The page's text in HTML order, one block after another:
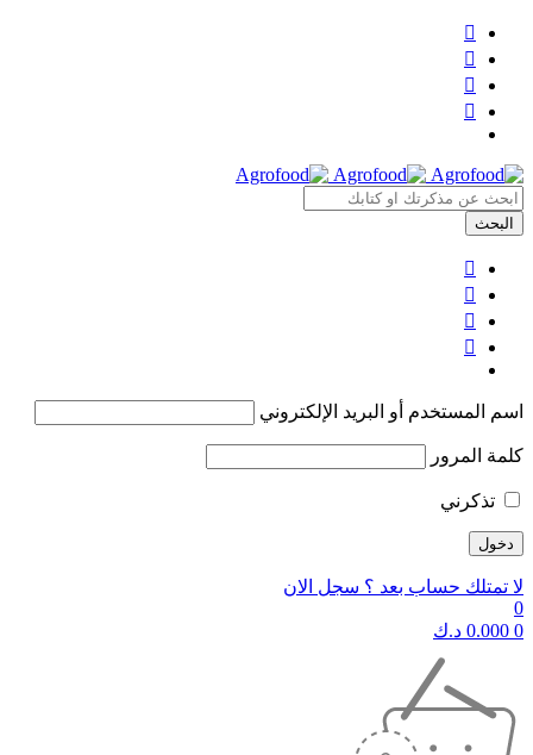
اسم المستخدم أو البريد الإلكتروني
كلمة المرور
تذكرني
لا تمتلك حساب بعد ؟ سجل الان
0
0
0.000 د.ك